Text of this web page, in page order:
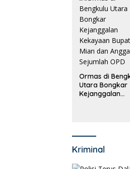
Ormas di
Utara Bongkar
Kejanggalan
Kriminal